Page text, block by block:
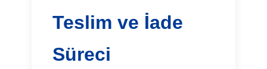
Teslim ve İade
Süreci